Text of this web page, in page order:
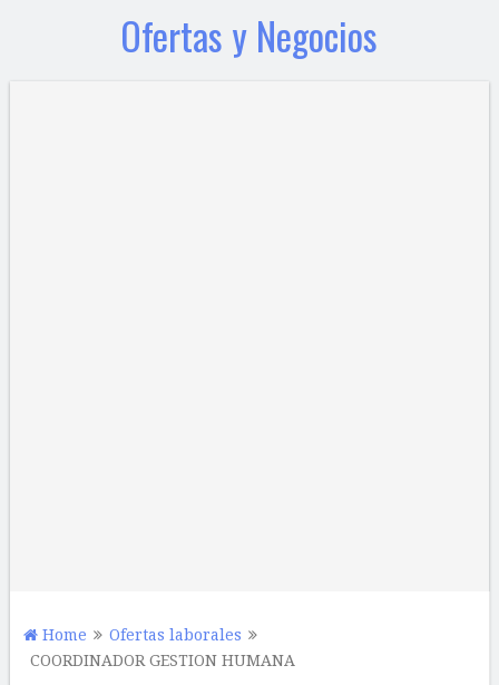
Ofertas y Negocios
Home
Ofertas laborales
COORDINADOR GESTION HUMANA